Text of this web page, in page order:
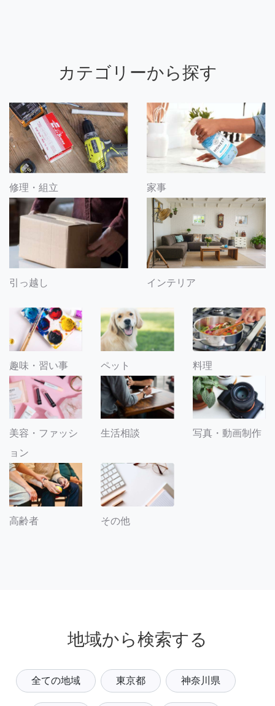
カテゴリーから探す
修理・組立 家事
引っ越し インテリア
趣味・習い事 ペット 料理
美容・ファッシ
ョン
生活相談 写真・動画制作
高齢者 その他
地域から検索する
全ての地域 東京都 神奈川県